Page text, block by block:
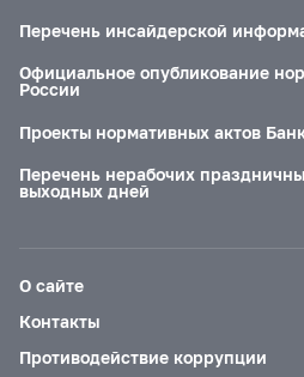
Перечень инсайдерской
Официальное опубликование
России
Проекты нормативных актов
Перечень нерабочих
выходных дней
О сайте
Контакты
Противодействие коррупции